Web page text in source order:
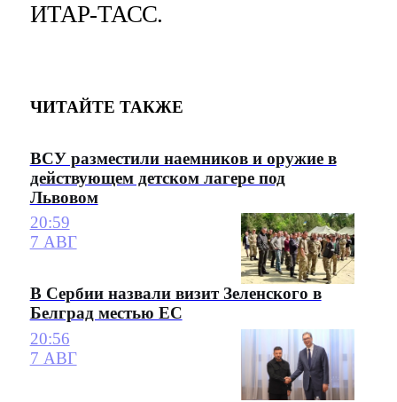
ИТАР-ТАСС.
ЧИТАЙТЕ ТАКЖЕ
ВСУ разместили наемников и оружие в
действующем детском лагере под
Львовом
20:59
7 АВГ
В Сербии назвали визит Зеленского в
Белград местью ЕС
20:56
7 АВГ